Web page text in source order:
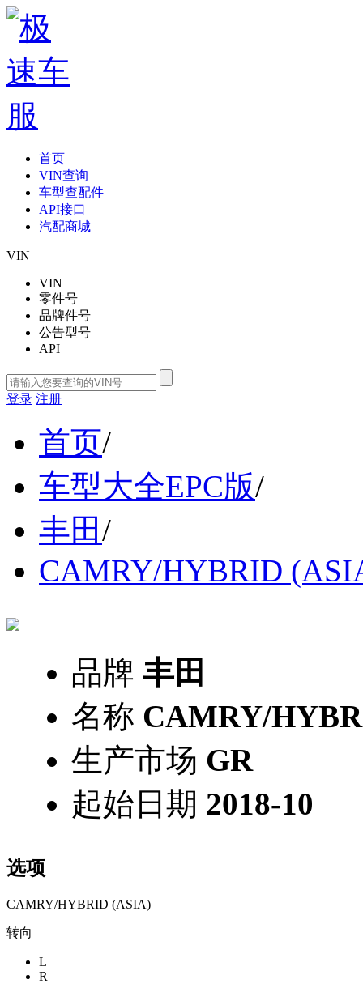
首页
VIN查询
车型查配件
API接口
汽配商城
VIN
VIN
零件号
品牌件号
公告型号
API
登录 注册
首页/
车型大全EPC版/
丰田 /
CAMRY/HYBRID
品牌 丰田
名称 CAMRY/
生产市场 GR
起始日期 2018-10
选项
CAMRY/HYBRID (ASIA)
转向
L
R